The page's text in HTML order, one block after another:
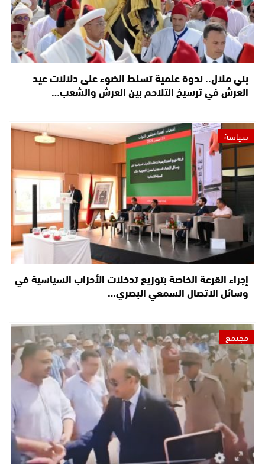
بني ملال.. ندوة علمية تسلط الضوء على دلالات عيد
العرش في ترسيخ التلاحم بين العرش والشعب…
سياسة
إجراء القرعة الخاصة بتوزيع تدخلات الأحزاب السياسية في
وسائل الاتصال السمعي البصري…
مجتمع